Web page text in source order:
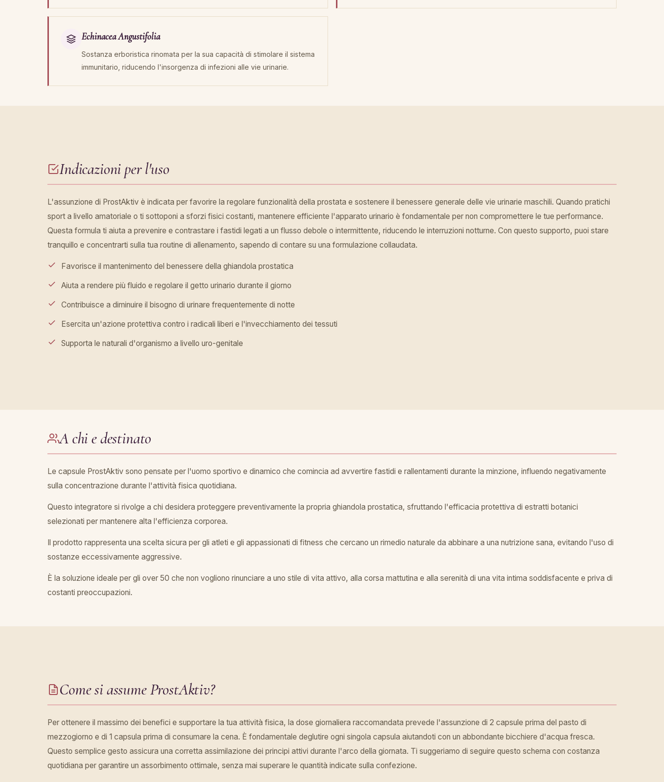
Echinacea Angustifolia
Sostanza erboristica rinomata per la sua capacità di stimolare il sistema
immunitario, riducendo l'insorgenza di infezioni alle vie urinarie.
Indicazioni per l'uso
L'assunzione di ProstAktiv è indicata per favorire la regolare funzionalità della prostata e sostenere il benessere generale delle vie urinarie maschili. Quando pratichi
sport a livello amatoriale o ti sottoponi a sforzi fisici costanti, mantenere efficiente l'apparato urinario è fondamentale per non compromettere le tue performance.
Questa formula ti aiuta a prevenire e contrastare i fastidi legati a un flusso debole o intermittente, riducendo le interruzioni notturne. Con questo supporto, puoi stare
tranquillo e concentrarti sulla tua routine di allenamento, sapendo di contare su una formulazione collaudata.
Favorisce il mantenimento del benessere della ghiandola prostatica
Aiuta a rendere più fluido e regolare il getto urinario durante il giorno
Contribuisce a diminuire il bisogno di urinare frequentemente di notte
Esercita un'azione protettiva contro i radicali liberi e l'invecchiamento dei tessuti
Supporta le naturali d'organismo a livello uro-genitale
A chi e destinato
Le capsule ProstAktiv sono pensate per l'uomo sportivo e dinamico che comincia ad avvertire fastidi e rallentamenti durante la minzione, influendo negativamente
sulla concentrazione durante l'attività fisica quotidiana.
Questo integratore si rivolge a chi desidera proteggere preventivamente la propria ghiandola prostatica, sfruttando l'efficacia protettiva di estratti botanici
selezionati per mantenere alta l'efficienza corporea.
Il prodotto rappresenta una scelta sicura per gli atleti e gli appassionati di fitness che cercano un rimedio naturale da abbinare a una nutrizione sana, evitando l'uso di
sostanze eccessivamente aggressive.
È la soluzione ideale per gli over 50 che non vogliono rinunciare a uno stile di vita attivo, alla corsa mattutina e alla serenità di una vita intima soddisfacente e priva di
costanti preoccupazioni.
Come si assume ProstAktiv?
Per ottenere il massimo dei benefici e supportare la tua attività fisica, la dose giornaliera raccomandata prevede l'assunzione di 2 capsule prima del pasto di
mezzogiorno e di 1 capsula prima di consumare la cena. È fondamentale deglutire ogni singola capsula aiutandoti con un abbondante bicchiere d'acqua fresca.
Questo semplice gesto assicura una corretta assimilazione dei principi attivi durante l'arco della giornata. Ti suggeriamo di seguire questo schema con costanza
quotidiana per garantire un assorbimento ottimale, senza mai superare le quantità indicate sulla confezione.